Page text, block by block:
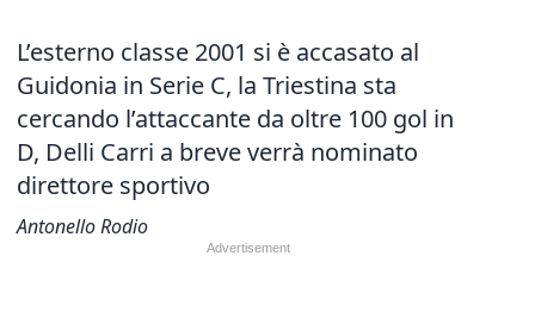
L’esterno classe 2001 si è accasato al
Guidonia in Serie C, la Triestina sta
cercando l’attaccante da oltre 100 gol in
D, Delli Carri a breve verrà nominato
direttore sportivo
Antonello Rodio